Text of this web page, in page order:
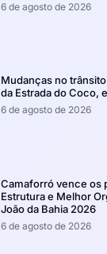
6 de agosto de 2026
Mudanças no
da Estrada do Coco,
6 de agosto de 2026
Camaforró vence os
Estrutura e Melhor
João da Bahia 2026
6 de agosto de 2026